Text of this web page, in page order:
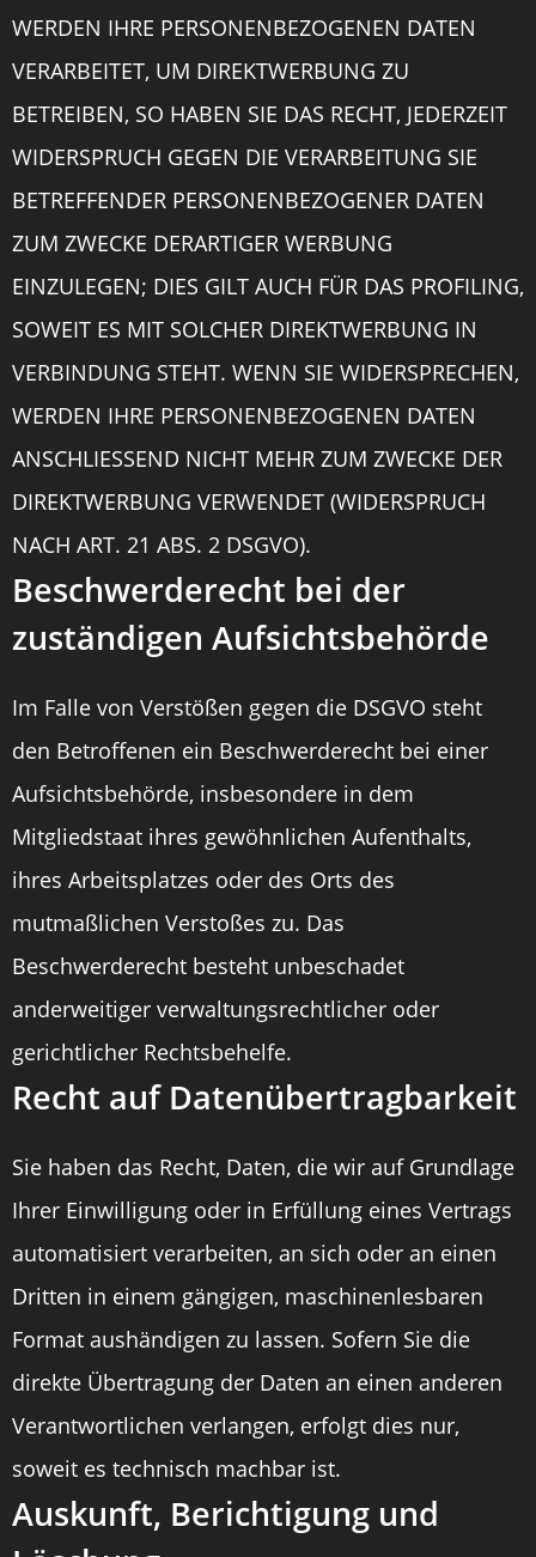
WERDEN IHRE PERSONENBEZOGENEN DATEN
VERARBEITET, UM DIREKTWERBUNG ZU
BETREIBEN, SO HABEN SIE DAS RECHT, JEDERZEIT
WIDERSPRUCH GEGEN DIE VERARBEITUNG SIE
BETREFFENDER PERSONENBEZOGENER DATEN
ZUM ZWECKE DERARTIGER WERBUNG
EINZULEGEN; DIES GILT AUCH FÜR DAS PROFILING,
SOWEIT ES MIT SOLCHER DIREKTWERBUNG IN
VERBINDUNG STEHT. WENN SIE WIDERSPRECHEN,
WERDEN IHRE PERSONENBEZOGENEN DATEN
ANSCHLIESSEND NICHT MEHR ZUM ZWECKE DER
DIREKTWERBUNG VERWENDET (WIDERSPRUCH
NACH ART. 21 ABS. 2 DSGVO).
Beschwerde­recht bei der
zuständigen Aufsichts­behörde
Im Falle von Verstößen gegen die DSGVO steht
den Betroffenen ein Beschwerderecht bei einer
Aufsichtsbehörde, insbesondere in dem
Mitgliedstaat ihres gewöhnlichen Aufenthalts,
ihres Arbeitsplatzes oder des Orts des
mutmaßlichen Verstoßes zu. Das
Beschwerderecht besteht unbeschadet
anderweitiger verwaltungsrechtlicher oder
gerichtlicher Rechtsbehelfe.
Recht auf Daten­übertrag­barkeit
Sie haben das Recht, Daten, die wir auf Grundlage
Ihrer Einwilligung oder in Erfüllung eines Vertrags
automatisiert verarbeiten, an sich oder an einen
Dritten in einem gängigen, maschinenlesbaren
Format aushändigen zu lassen. Sofern Sie die
direkte Übertragung der Daten an einen anderen
Verantwortlichen verlangen, erfolgt dies nur,
soweit es technisch machbar ist.
Auskunft, Berichtigung und